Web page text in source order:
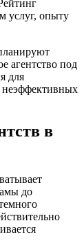
услуг, опыту
агентство под
для
неэффективных
в
до